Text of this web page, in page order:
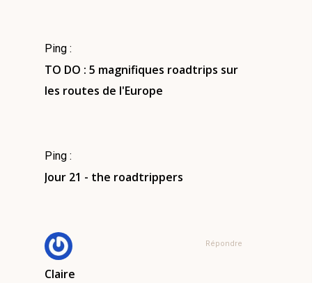
Ping :
TO DO : 5 magnifiques roadtrips sur
les routes de l'Europe
Ping :
Jour 21 - the roadtrippers
Claire
Répondre